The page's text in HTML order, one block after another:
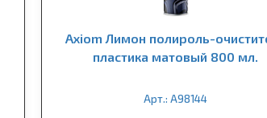
Axiom Лимон полироль-
пластика матовый 800 мл.
Арт.: A98144